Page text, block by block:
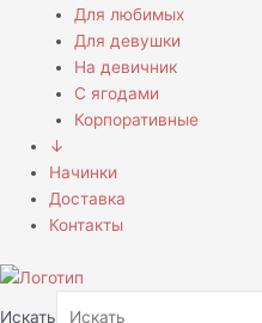
Для любимых
Для девушки
На девичник
С ягодами
Корпоративные
↓
Начинки
Доставка
Контакты
Искать